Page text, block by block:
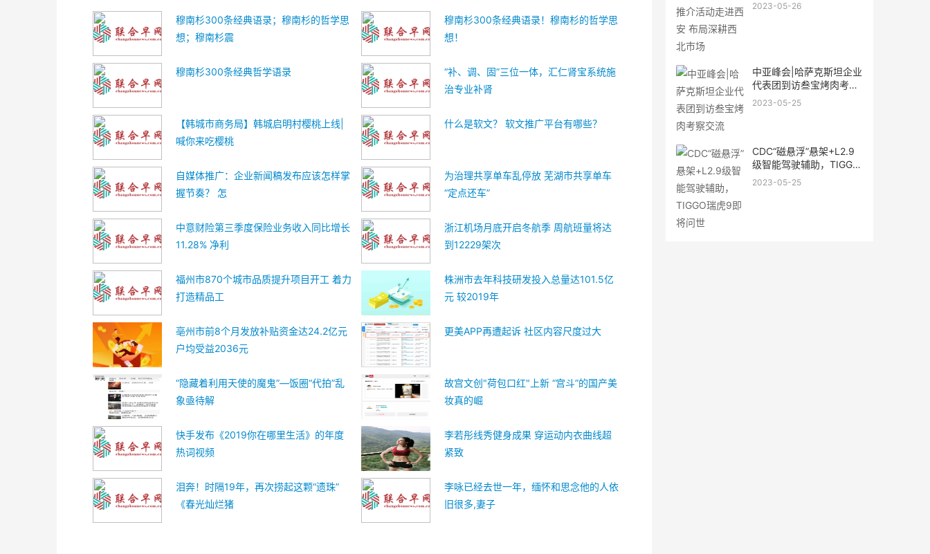
穆南杉300条经典语录；穆南杉的哲学思
想；穆南杉震
穆南杉300条经典语录！穆南杉的哲学思
想！
穆南杉300条经典哲学语录
“补、调、固”三位一体，汇仁肾宝系统施
治专业补肾
【韩城市商务局】韩城启明村樱桃上线|
喊你来吃樱桃
什么是软文？ 软文推广平台有哪些？
自媒体推广：企业新闻稿发布应该怎样掌
握节奏？ 怎
为治理共享单车乱停放 芜湖市共享单车
“定点还车”
中意财险第三季度保险业务收入同比增长
11.28% 净利
浙江机场月底开启冬航季 周航班量将达
到12229架次
福州市870个城市品质提升项目开工 着力
打造精品工
株洲市去年科技研发投入总量达101.5亿
元 较2019年
亳州市前8个月发放补贴资金达24.2亿元
户均受益2036元
更美APP再遭起诉 社区内容尺度过大
“隐藏着利用天使的魔鬼”—饭圈“代拍”乱
象亟待解
故宫文创"荷包口红"上新 “宫斗”的国产美
妆真的崛
快手发布《2019你在哪里生活》的年度
热词视频
李若彤线秀健身成果 穿运动内衣曲线超
紧致
泪奔！时隔19年，再次捞起这颗“遗珠”
《春光灿烂猪
李咏已经去世一年，缅怀和思念他的人依
旧很多,妻子
2023-05-26
中亚峰会|哈萨克斯坦企业
代表团到访叁宝烤肉考察
交
2023-05-25
CDC“磁悬浮”悬架+L2.9
级智能驾驶辅助，TIGGO
瑞虎9
2023-05-25